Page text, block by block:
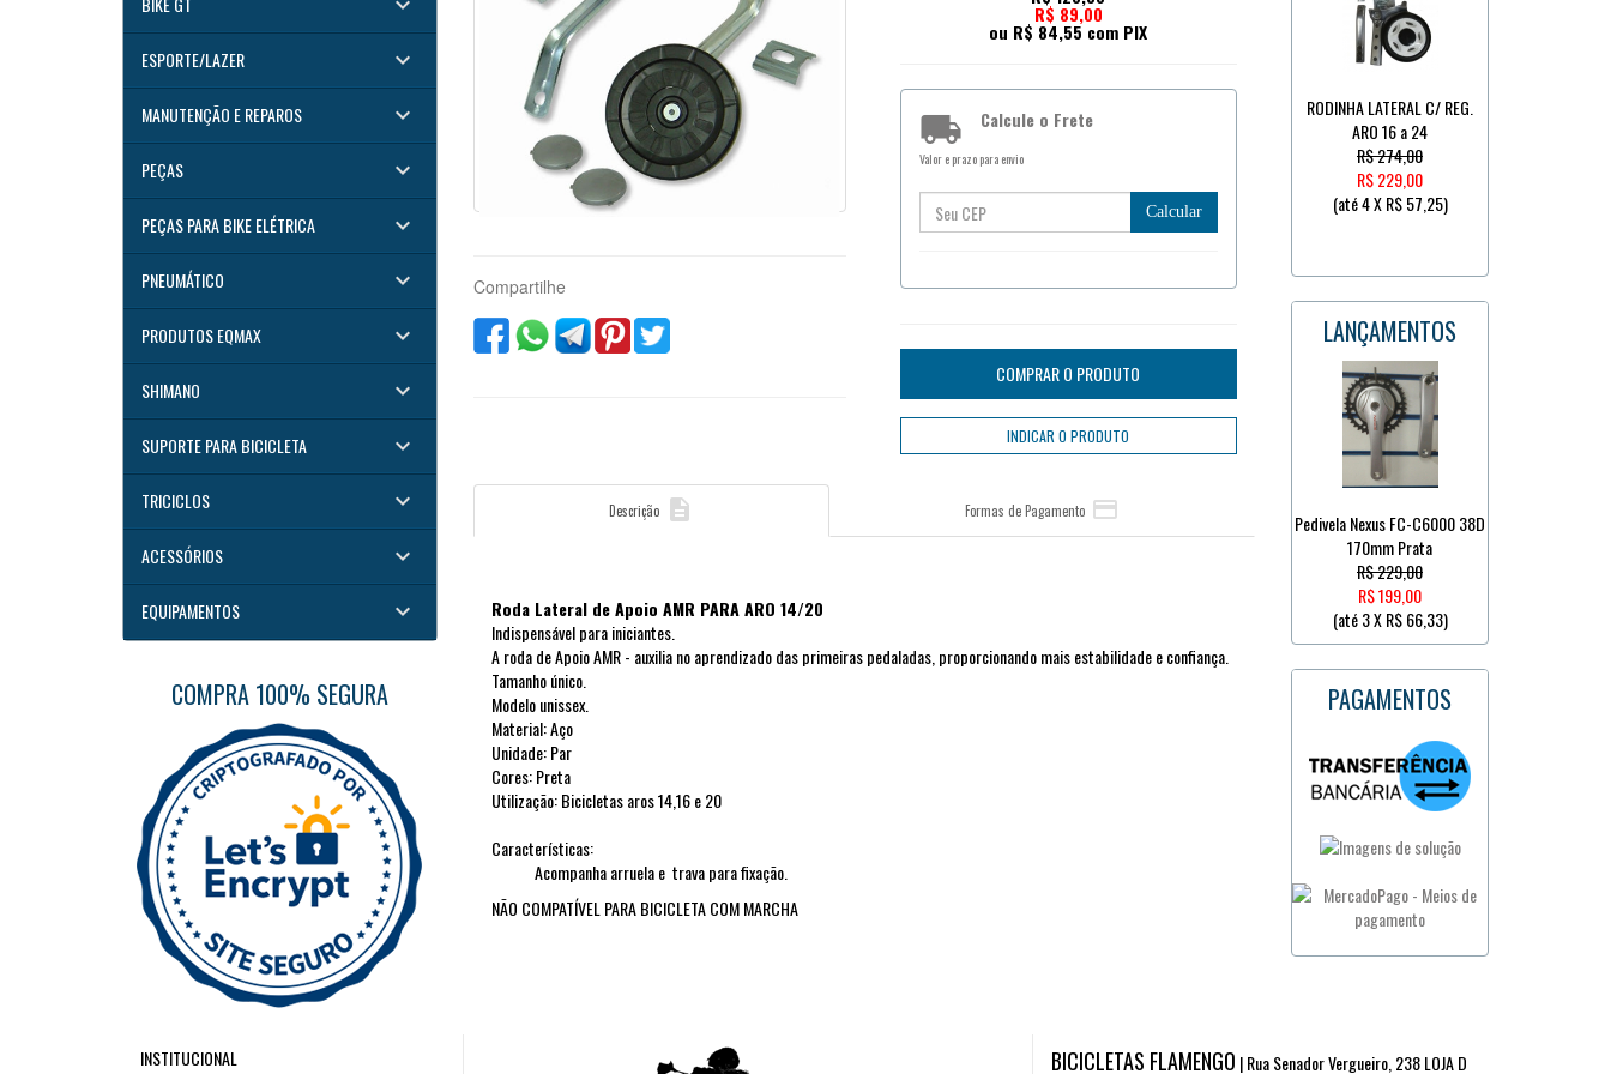
ESPORTE/LAZER keyboard_arrow_down
MANUTENÇÃO E REPAROS keyboard_arrow_down
PEÇAS keyboard_arrow_down
PEÇAS PARA BIKE ELÉTRICA keyboard_arrow_down
PNEUMÁTICO keyboard_arrow_down
PRODUTOS EQMAX keyboard_arrow_down
SHIMANO keyboard_arrow_down
SUPORTE PARA BICICLETA keyboard_arrow_down
TRICICLOS keyboard_arrow_down
ACESSÓRIOS keyboard_arrow_down
EQUIPAMENTOS keyboard_arrow_down
COMPRA 100% SEGURA
Compartilhe
R$ 89,00
ou R$ 84,55 com PIX
 Calcule o Frete
Valor e prazo para envio
Calcular
Descrição  Formas de Pagamento 
Roda Lateral de Apoio AMR PARA ARO 14/20
Indispensável para iniciantes.
A roda de Apoio AMR - auxilia no aprendizado das primeiras pedaladas, proporcionando mais estabilidade e confiança.
Tamanho único.
Modelo unissex.
Material: Aço
Unidade: Par
Cores: Preta
Utilização: Bicicletas aros 14,16 e 20
Características:
Acompanha arruela e trava para fixação.
NÃO COMPATÍVEL PARA BICICLETA COM MARCHA
RODINHA LATERAL C/ REG.
ARO 16 a 24
R$ 274,00
R$ 229,00
(até4 X R$ 57,25)
LANÇAMENTOS
Pedivela Nexus FC-C6000 38D
170mm Prata
R$ 229,00
R$ 199,00
(até3 X R$ 66,33)
PAGAMENTOS
INSTITUCIONAL BICICLETAS FLAMENGO | Rua Senador Vergueiro, 238 LOJA D